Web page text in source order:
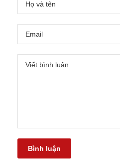
Bình luận